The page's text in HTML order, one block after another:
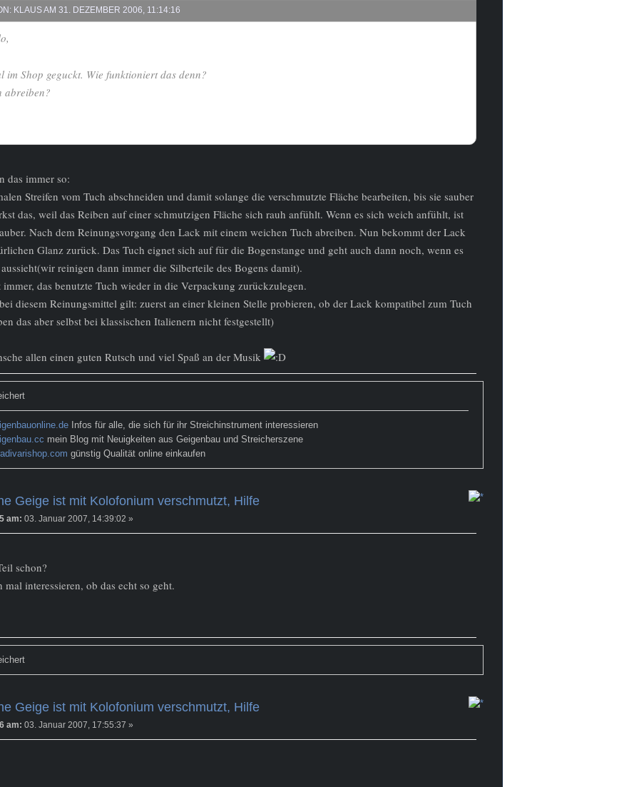
KLAUS AM 31. DEZEMBER 2006, 11:14:16
im Shop geguckt. Wie funktioniert das denn?
abreiben?
das immer so:
Streifen vom Tuch abschneiden und damit solange die verschmutzte Fläche bearbeiten, bis sie sauber
das, weil das Reiben auf einer schmutzigen Fläche sich rauh anfühlt. Wenn es sich weich anfühlt, ist
Nach dem Reinungsvorgang den Lack mit einem weichen Tuch abreiben. Nun bekommt der Lack
Glanz zurück. Das Tuch eignet sich auf für die Bogenstange und geht auch dann noch, wenn es
reinigen dann immer die Silberteile des Bogens damit).
das benutzte Tuch wieder in die Verpackung zurückzulegen.
diesem Reinungsmittel gilt: zuerst an einer kleinen Stelle probieren, ob der Lack kompatibel zum Tuch
das aber selbst bei klassischen Italienern nicht festgestellt)
allen einen guten Rutsch und viel Spaß an der Musik
Infos für alle, die sich für ihr Streichinstrument interessieren
mein Blog mit Neuigkeiten aus Geigenbau und Streicherszene
günstig Qualität online einkaufen
Geige ist mit Kolofonium verschmutzt, Hilfe
am: 03. Januar 2007, 14:39:02 »
schon?
interessieren, ob das echt so geht.
Geige ist mit Kolofonium verschmutzt, Hilfe
am: 03. Januar 2007, 17:55:37 »